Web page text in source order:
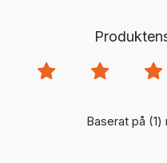
Baserat på